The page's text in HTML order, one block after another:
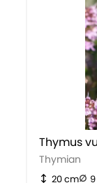
Thymus
Thymian
20 cm